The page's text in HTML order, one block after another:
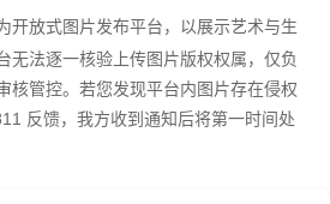
开放式图片发布平台，以展示艺术与生
无法逐一核验上传图片版权权属，仅负
核管控。若您发现平台内图片存在侵权
反馈，我方收到通知后将第一时间处